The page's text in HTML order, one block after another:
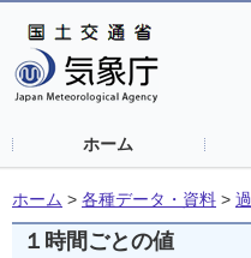
ホーム
ホーム > 各種データ・資料 >
１時間ごとの値